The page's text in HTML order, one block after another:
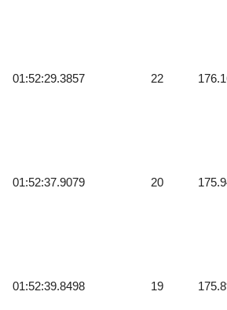
01:52:29.3857 22
01:52:37.9079 20
01:52:39.8498 19